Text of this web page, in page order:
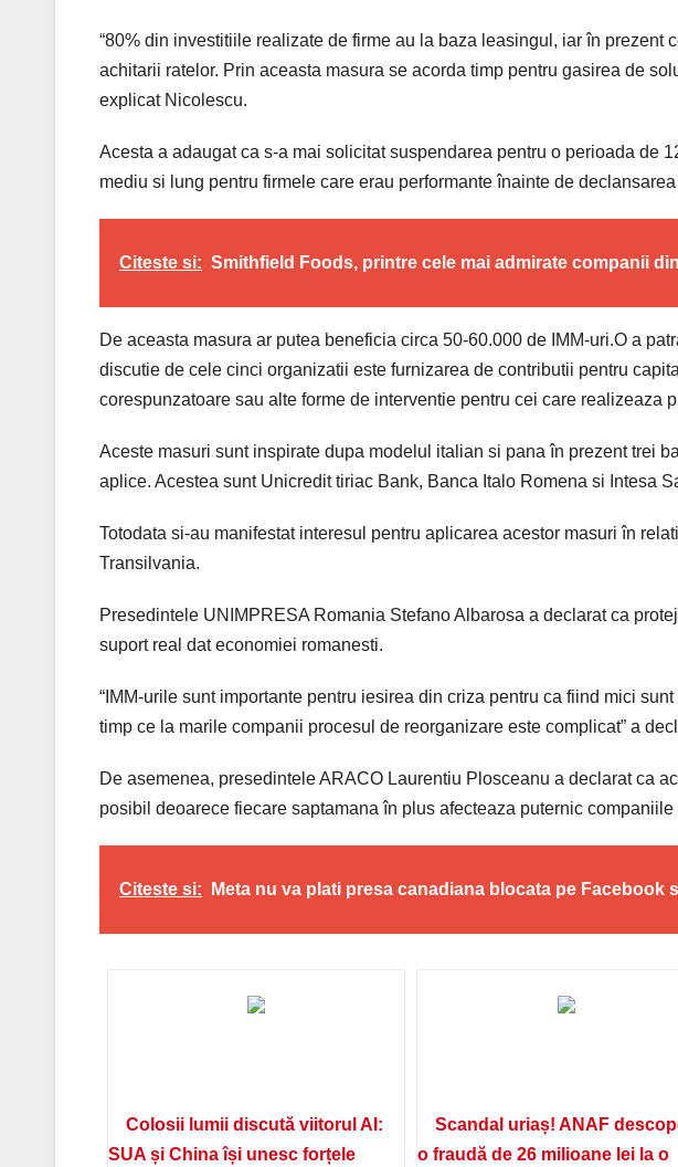
“80% din investitiile realizate de firme au la baza leasingul, iar în prezent
achitarii ratelor. Prin aceasta masura se acorda timp pentru gasirea de
explicat Nicolescu.
Acesta a adaugat ca s-a mai solicitat suspendarea pentru o perioada de
mediu si lung pentru firmele care erau performante înainte de
Citeste si: Smithfield Foods, printre cele mai admirate companii
De aceasta masura ar putea beneficia circa 50-60.000 de IMM-uri.O a
discutie de cele cinci organizatii este furnizarea de contributii pentru
corespunzatoare sau alte forme de interventie pentru cei care realizeaza
Aceste masuri sunt inspirate dupa modelul italian si pana în prezent trei
aplice. Acestea sunt Unicredit tiriac Bank, Banca Italo Romena si Intesa
Totodata si-au manifestat interesul pentru aplicarea acestor masuri în
Transilvania.
Presedintele UNIMPRESA Romania Stefano Albarosa a declarat ca
suport real dat economiei romanesti.
“IMM-urile sunt importante pentru iesirea din criza pentru ca fiind mici
timp ce la marile companii procesul de reorganizare este complicat” a
De asemenea, presedintele ARACO Laurentiu Plosceanu a declarat ca
posibil deoarece fiecare saptamana în plus afecteaza puternic
Citeste si: Meta nu va plati presa canadiana blocata pe Facebook
Colosii lumii discută viitorul AI:
SUA și China își unesc forțele
Scandal uriaș! ANAF
o fraudă de 26 milioane lei la o